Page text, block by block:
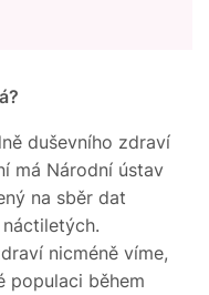
duševního zdraví
má Národní ústav
na sběr dat
nicméně víme,
populaci během